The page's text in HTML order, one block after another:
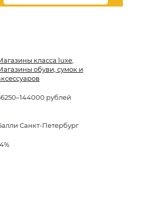
класса luxe,
обуви, сумок и
рублей
Санкт-Петербург